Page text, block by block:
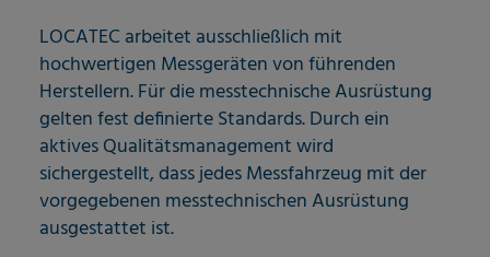
LOCATEC arbeitet ausschließlich mit
hochwertigen Messgeräten von führenden
Herstellern. Für die messtechnische Ausrüstung
gelten fest definierte Standards. Durch ein
aktives Qualitätsmanagement wird
sichergestellt, dass jedes Messfahrzeug mit der
vorgegebenen messtechnischen Ausrüstung
ausgestattet ist.